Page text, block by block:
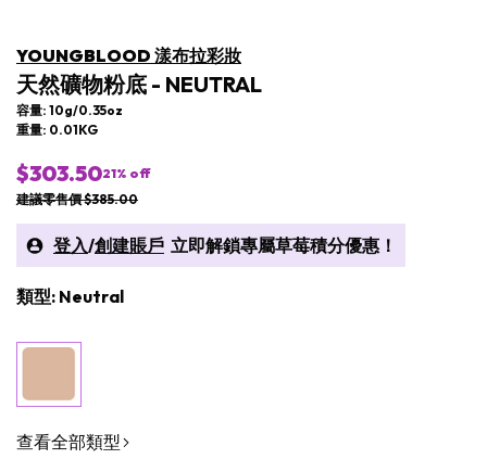
YOUNGBLOOD 漾布拉彩妝
天然礦物粉底 - NEUTRAL
容量: 10g/0.35oz
重量: 0.01KG
$303.5021% off
建議零售價 $385.00
登入/創建賬戶 立即解鎖專屬草莓積分優惠！
類型: Neutral
查看全部類型